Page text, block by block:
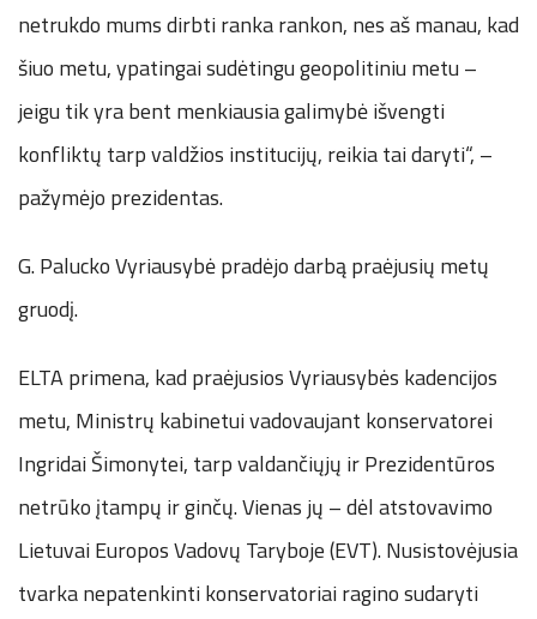
netrukdo mums dirbti ranka rankon, nes aš manau, kad
šiuo metu, ypatingai sudėtingu geopolitiniu metu –
jeigu tik yra bent menkiausia galimybė išvengti
konfliktų tarp valdžios institucijų, reikia tai daryti“, –
pažymėjo prezidentas.
G. Palucko Vyriausybė pradėjo darbą praėjusių metų
gruodį.
ELTA primena, kad praėjusios Vyriausybės kadencijos
metu, Ministrų kabinetui vadovaujant konservatorei
Ingridai Šimonytei, tarp valdančiųjų ir Prezidentūros
netrūko įtampų ir ginčų. Vienas jų – dėl atstovavimo
Lietuvai Europos Vadovų Taryboje (EVT). Nusistovėjusia
tvarka nepatenkinti konservatoriai ragino sudaryti